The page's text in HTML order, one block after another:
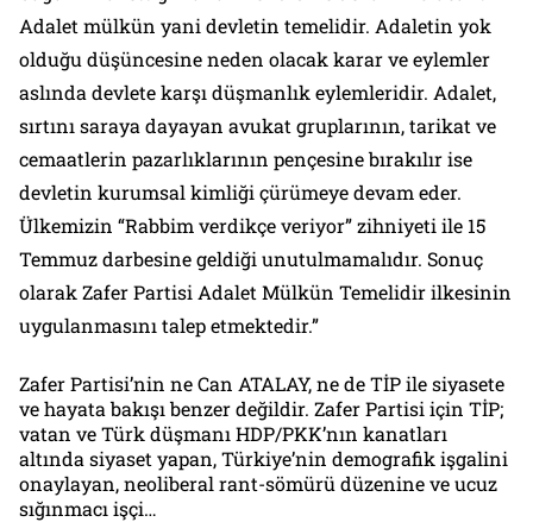
Adalet mülkün yani devletin temelidir. Adaletin yok
olduğu düşüncesine neden olacak karar ve eylemler
aslında devlete karşı düşmanlık eylemleridir. Adalet,
sırtını saraya dayayan avukat gruplarının, tarikat ve
cemaatlerin pazarlıklarının pençesine bırakılır ise
devletin kurumsal kimliği çürümeye devam eder.
Ülkemizin “Rabbim verdikçe veriyor” zihniyeti ile 15
Temmuz darbesine geldiği unutulmamalıdır. Sonuç
olarak Zafer Partisi Adalet Mülkün Temelidir ilkesinin
uygulanmasını talep etmektedir.”
Zafer Partisi’nin ne Can ATALAY, ne de TİP ile siyasete
ve hayata bakışı benzer değildir. Zafer Partisi için TİP;
vatan ve Türk düşmanı HDP/PKK’nın kanatları
altında siyaset yapan, Türkiye’nin demografik işgalini
onaylayan, neoliberal rant-sömürü düzenine ve ucuz
sığınmacı işçi…